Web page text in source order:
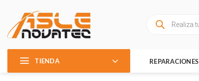
contenido
productos
TIENDA REPARACIONES